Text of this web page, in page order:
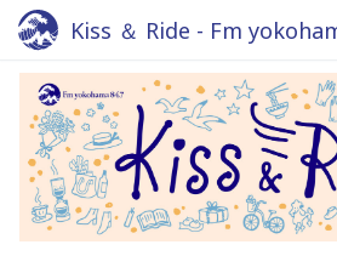
Kiss ＆ Ride - Fm